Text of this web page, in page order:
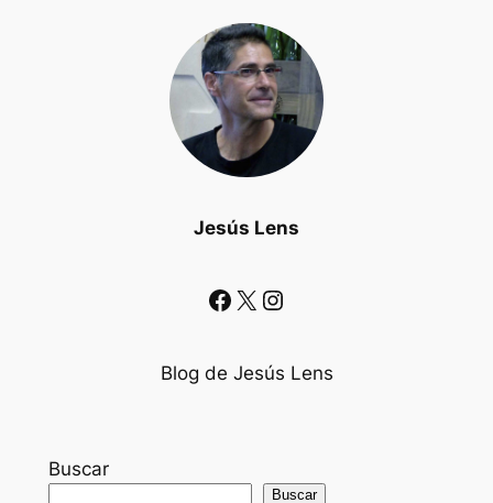
Jesús Lens
Facebook X Instagram
Blog de Jesús Lens
Buscar
Buscar